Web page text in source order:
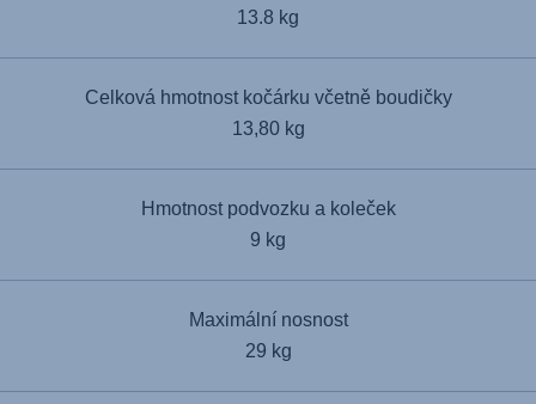
13.8 kg
Celková hmotnost kočárku včetně boudičky
13,80 kg
Hmotnost podvozku a koleček
9 kg
Maximální nosnost
29 kg